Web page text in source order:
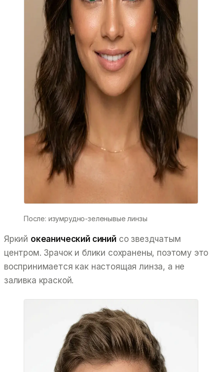
После: изумрудно-зеленывые линзы
Яркий океанический синийсо звездчатым
центром. Зрачок и блики сохранены, поэтому это
воспринимается как настоящая линза, а не
заливка краской.